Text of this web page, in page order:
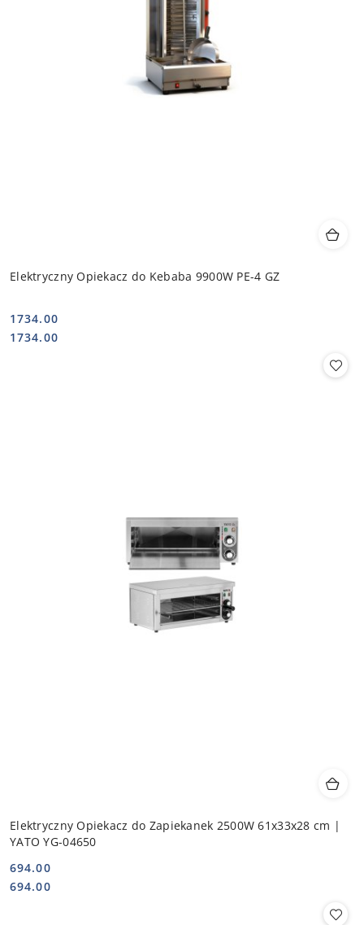
Elektryczny Opiekacz do Kebaba 9900W PE-4 GZ
Cena:
1734.00
Cena:
1734.00
Elektryczny Opiekacz do Zapiekanek 2500W 61x33x28 cm |
YATO YG-04650
Cena:
694.00
Cena:
694.00